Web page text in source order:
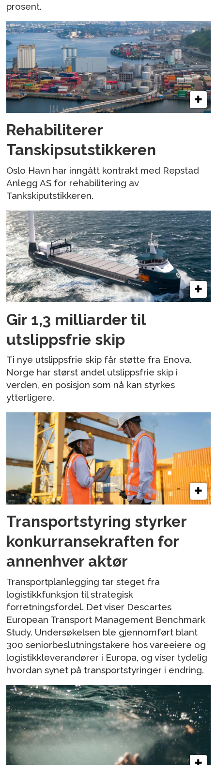
prosent.
Rehabiliterer
Tanskipsutstikkeren
Oslo Havn har inngått kontrakt med Repstad
Anlegg AS for rehabilitering av
Tankskiputstikkeren.
Gir 1,3 milliarder til
utslippsfrie skip
Ti nye utslippsfrie skip får støtte fra Enova.
Norge har størst andel utslippsfrie skip i
verden, en posisjon som nå kan styrkes
ytterligere.
Transportstyring styrker
konkurransekraften for
annenhver aktør
Transportplanlegging tar steget fra
logistikkfunksjon til strategisk
forretningsfordel. Det viser Descartes
European Transport Management Benchmark
Study. Undersøkelsen ble gjennomført blant
300 seniorbeslutningstakere hos vareeiere og
logistikkleverandører i Europa, og viser tydelig
hvordan synet på transportstyringer i endring.